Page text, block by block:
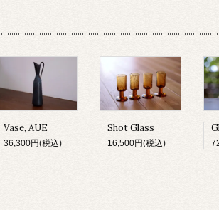
Vase, AUE
36,300円(税込)
Shot Glass
16,500円(税込)